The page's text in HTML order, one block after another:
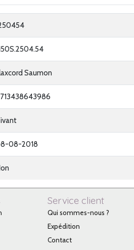
Saumon
08-2018
Service client
Qui sommes-nous ?
Expédition
Contact